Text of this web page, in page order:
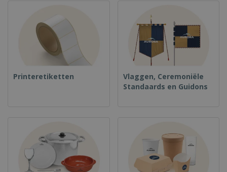
Printeretiketten
Vlaggen, Ceremoniële
Standaards en Guidons